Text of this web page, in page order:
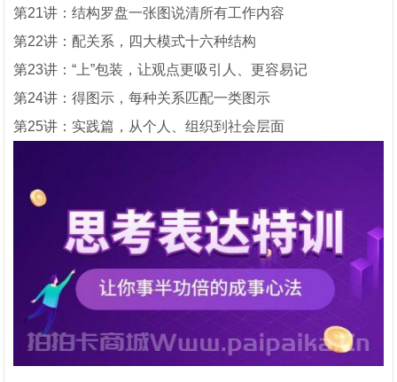
第21讲：结构罗盘一张图说清所有工作内容
第22讲：配关系，四大模式十六种结构
第23讲：“上”包装，让观点更吸引人、更容易记
第24讲：得图示，每种关系匹配一类图示
第25讲：实践篇，从个人、组织到社会层面